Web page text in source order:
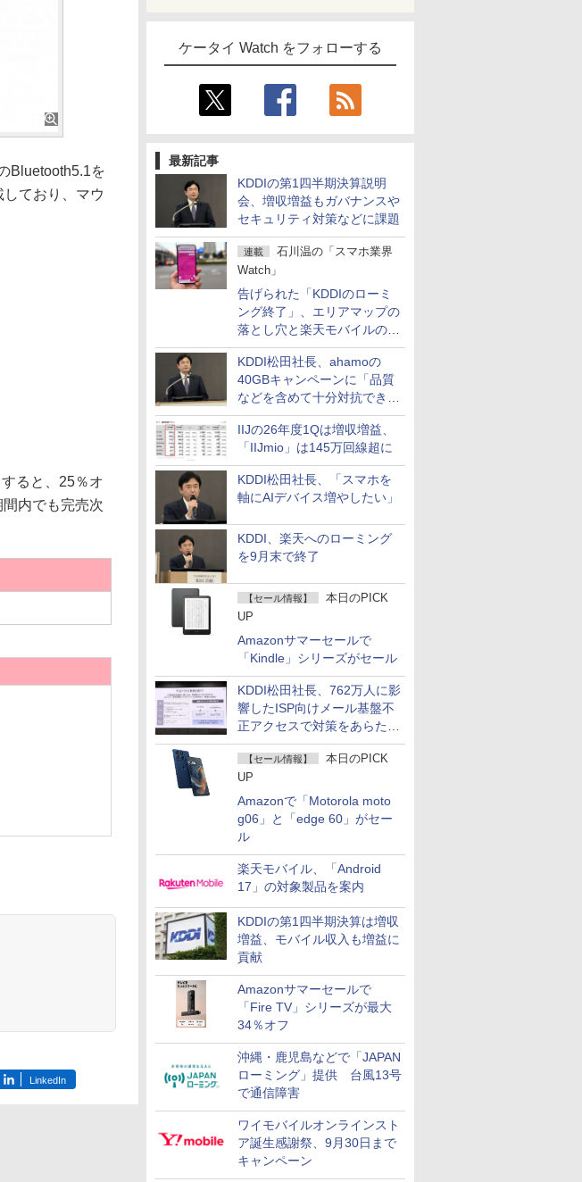
ケータイ Watch をフォローする
最新記事
KDDIの第1四半期決算説明
会、増収増益もガバナンスや
セキュリティ対策などに課題
連載
石川温の「スマホ業界
Watch」
告げられた「KDDIのローミ
ング終了」、エリアマップの
落とし穴と楽天モバイルの課
題
KDDI松田社長、ahamoの
40GBキャンペーンに「品質
などを含めて十分対抗でき
る」
IIJの26年度1Qは増収増益、
「IIJmio」は145万回線超に
KDDI松田社長、「スマホを
軸にAIデバイス増やしたい」
KDDI、楽天へのローミング
を9月末で終了
【セール情報】
本日のPICK
UP
Amazonサマーセールで
「Kindle」シリーズがセール
KDDI松田社長、762万人に影
響したISP向けメール基盤不
正アクセスで対策をあらため
て説明
【セール情報】
本日のPICK
UP
Amazonで「Motorola moto
g06」と「edge 60」がセー
ル
楽天モバイル、「Android
17」の対象製品を案内
KDDIの第1四半期決算は増収
増益、モバイル収入も増益に
貢献
Amazonサマーセールで
「Fire TV」シリーズが最大
34％オフ
沖縄・鹿児島などで「JAPAN
ローミング」提供 台風13号
で通信障害
ワイモバイルオンラインスト
ア誕生感謝祭、9月30日まで
キャンペーン
Bluetooth5.1を
ており、マウ
ると、25％オ
内でも完売次
LinkedIn